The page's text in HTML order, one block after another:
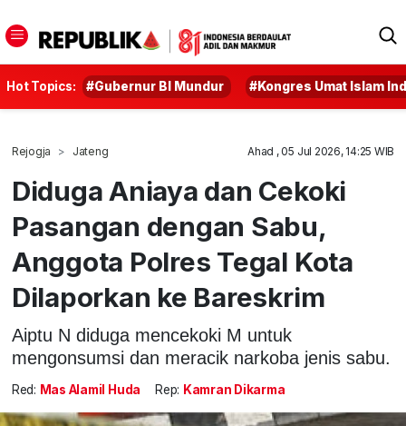
Hot Topics: #Gubernur BI Mundur #Kongres Umat Islam
Rejogja Jateng Ahad , 05 Jul 2026, 14:25 WIB
Diduga Aniaya dan Cekoki
Pasangan dengan Sabu,
Anggota Polres Tegal Kota
Dilaporkan ke Bareskrim
Aiptu N diduga mencekoki M untuk
mengonsumsi dan meracik narkoba jenis sabu.
Red: Mas Alamil Huda Rep: Kamran Dikarma